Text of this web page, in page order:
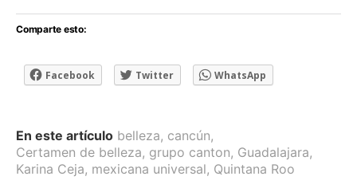
Comparte esto:
Facebook Twitter WhatsApp
En este artículo belleza, cancún,
Certamen de belleza, grupo canton, Guadalajara,
Karina Ceja, mexicana universal, Quintana Roo